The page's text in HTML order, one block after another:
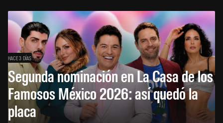
HACE 3 DÍAS
Segunda nominación en La Casa de los
Famosos México 2026: así quedó la
placa